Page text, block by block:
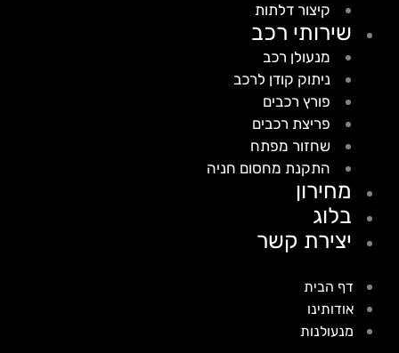
קיצור דלתות
שירותי רכב
מנעולן רכב
ניתוק קודן לרכב
פורץ רכבים
פריצת רכבים
שחזור מפתח
התקנת מחסום חניה
מחירון
בלוג
יצירת קשר
דף הבית
אודותינו
מנעולנות